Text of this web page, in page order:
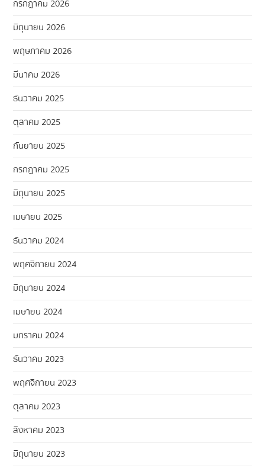
กรกฎาคม 2026
มิถุนายน 2026
พฤษภาคม 2026
มีนาคม 2026
ธันวาคม 2025
ตุลาคม 2025
กันยายน 2025
กรกฎาคม 2025
มิถุนายน 2025
เมษายน 2025
ธันวาคม 2024
พฤศจิกายน 2024
มิถุนายน 2024
เมษายน 2024
มกราคม 2024
ธันวาคม 2023
พฤศจิกายน 2023
ตุลาคม 2023
สิงหาคม 2023
มิถุนายน 2023